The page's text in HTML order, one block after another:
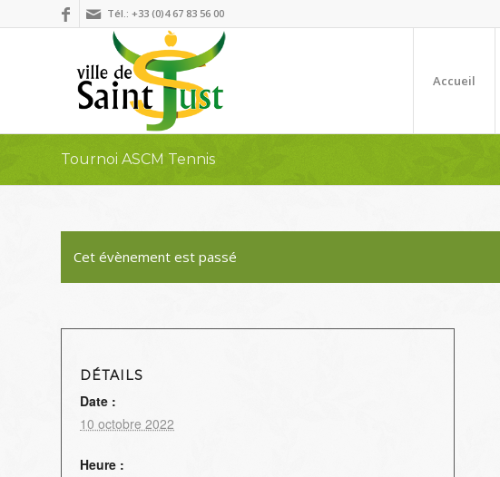
Tél.: +33 (0)4 67 83 56 00
Accueil
Tournoi ASCM Tennis
Cet évènement est passé
DÉTAILS
Date :
10 octobre 2022
Heure :